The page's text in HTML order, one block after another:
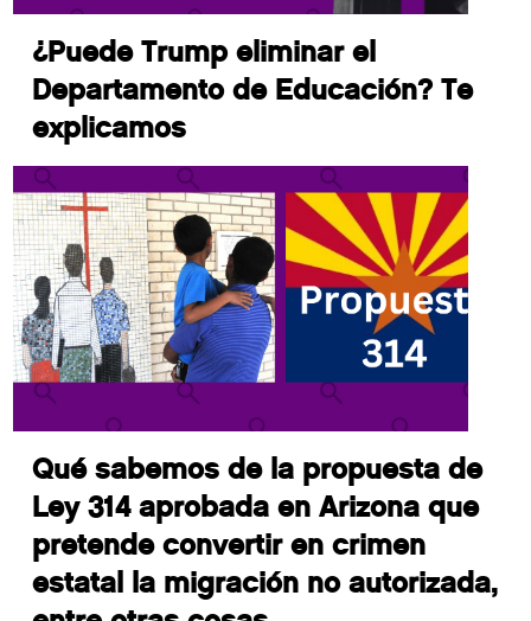
¿Puede Trump eliminar el
Departamento de Educación? Te
explicamos
Qué sabemos de la propuesta de
Ley 314 aprobada en Arizona que
pretende convertir en crimen
estatal la migración no autorizada,